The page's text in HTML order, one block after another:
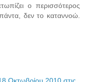
ο περισσότερος
δεν το καταννοώ.